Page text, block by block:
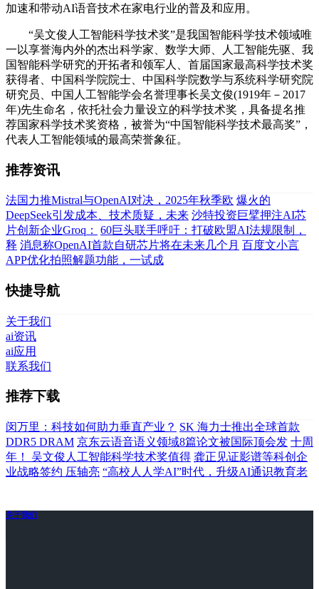
加速和带动AI语音技术在家电行业的普及和应用。
“吴文俊人工智能科学技术奖”是我国智能科学技术领域唯
一以享誉海内外的杰出科学家、数学大师、人工智能先驱、我
国智能科学研究的开拓者和领军人、首届国家最高科学技术奖
获得者、中国科学院院士、中国科学院数学与系统科学研究院
研究员、中国人工智能学会名誉理事长吴文俊(1919年－2017
年)先生命名，依托社会力量设立的科学技术奖，具备提名推
荐国家科学技术奖资格，被誉为“中国智能科学技术最高奖”，
代表人工智能领域的最高荣誉象征。
推荐资讯
法国力推Mistral与OpenAI对决，2025年秋季欧 爆火的
DeepSeek引发成本、技术质疑，未来 沙特投资巨擘押注AI芯
片创新企业Groq：
60巨头联手呼吁：打破欧盟AI法规限制，
释 消息称OpenAI首款自研芯片将在未来几个月 百度文小言
APP优化拍照解题功能，一试成
快捷导航
关于我们
ai资讯
ai应用
联系我们
推荐下载
闵万里：科技如何助力垂直产业？ SK 海力士推出全球首款
DDR5 DRAM 京东云语音语义领域8篇论文被国际顶会发 十周
年！ 吴文俊人工智能科学技术奖值得 龚正见证影谱等科创企
业战略签约 压轴亮 “高校人人学AI”时代，升级AI通识教育老
关于我们